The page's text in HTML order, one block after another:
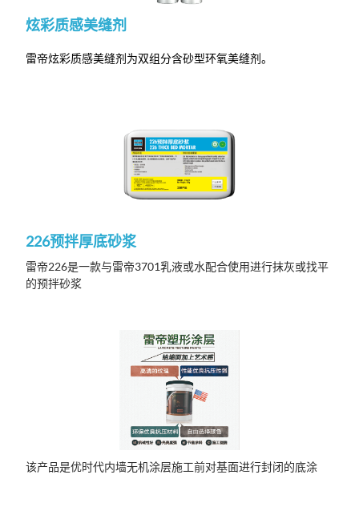
炫彩质感美缝剂
雷帝炫彩质感美缝剂为双组分含砂型环氧美缝剂。
226预拌厚底砂浆
雷帝226是一款与雷帝3701乳液或水配合使用进行抹灰或找平
的预拌砂浆
该产品是优时代内墙无机涂层施工前对基面进行封闭的底涂